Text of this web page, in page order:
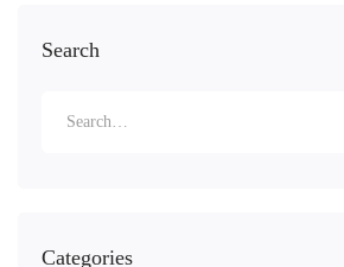
Search
Categories